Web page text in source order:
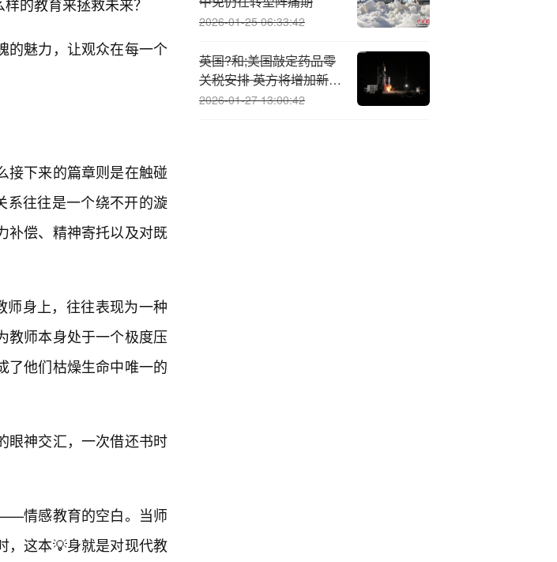
的魅力，让观众在每一个
接下来的篇章则是在触碰
系往往是一个绕不开的漩
补偿、精神寄托以及对既
师身上，往往表现为一种
教师本身处于一个极度压
了他们枯燥生命中唯一的
眼神交汇，一次借还书时
情感教育的空白。当师
，这本💡身就是对现代教
2026-01-25 06:33:42
英国?和;美国敲定药品零
关税安排 英方将增加新药
支出
2026-01-27 13:00:42